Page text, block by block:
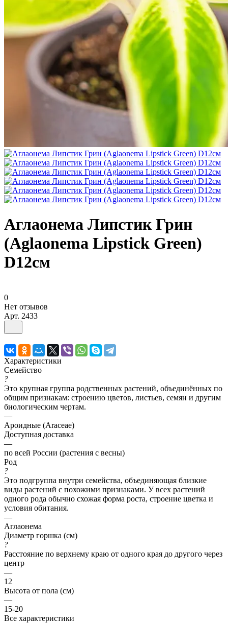
Аглаонема Липстик Грин
(Aglaonema Lipstick Green)
D12см
0
Нет отзывов
Арт. 2433
Характеристики
Семейство
?
Это крупная группа родственных растений, объединённых по
общим признакам: строению цветов, листьев, семян и другим
биологическим чертам.
—
Ароидные (Araceae)
Доступная доставка
—
по всей России (растения с весны)
Род
?
Это подгруппа внутри семейства, объединяющая близкие
виды растений с похожими признаками. У всех растений
одного рода обычно схожая форма роста, строение цветка и
условия обитания.
—
Аглаонема
Диаметр горшка (см)
?
Расстояние по верхнему краю от одного края до другого через
центр
—
12
Высота от пола (см)
—
15-20
Все характеристики